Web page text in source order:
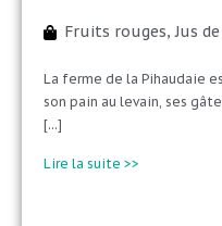
Fruits rouges,Jus
La ferme de la Pihaudaie
son pain au levain, ses
[...]
Lire la suite >>